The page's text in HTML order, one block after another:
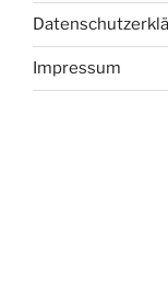
Impressum